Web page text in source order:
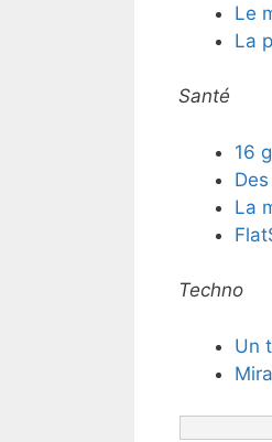
Le
La
Santé
16
La
Techno
Un